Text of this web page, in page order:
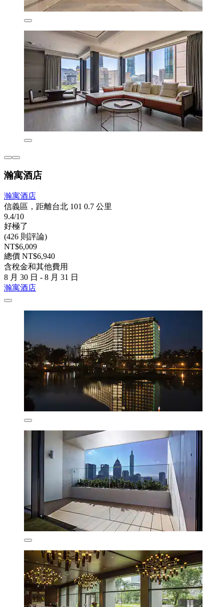
瀚寓酒店
瀚寓酒店
信義區，距離台北 101 0.7 公里
9.4/10
好極了
(426 則評論)
NT$6,009
總價 NT$6,940
含稅金和其他費用
8 月 30 日 - 8 月 31 日
瀚寓酒店